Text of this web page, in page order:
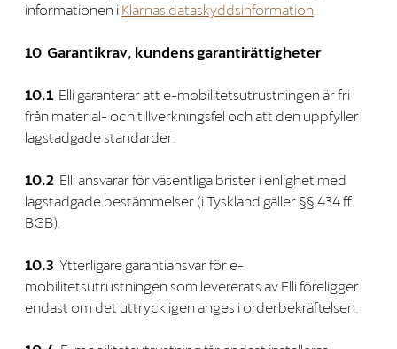
informationen i Klarnas dataskyddsinformation
10 Garantikrav, kundens garantirättigheter
10.1 Elli garanterar att e-mobilitetsutrustningen är fri
från material- och tillverkningsfel och att den uppfyller
lagstadgade standarder.
10.2 Elli ansvarar för väsentliga brister i enlighet med
lagstadgade bestämmelser (i Tyskland gäller §§ 434 ff.
BGB).
10.3 Ytterligare garantiansvar för e-
mobilitetsutrustningen som levererats av Elli föreligger
endast om det uttryckligen anges i orderbekräftelsen.